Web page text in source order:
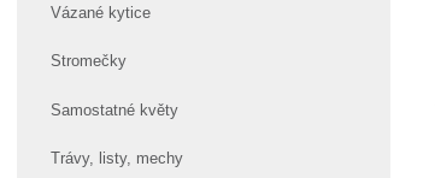
Vázané kytice
Stromečky
Samostatné květy
Trávy, listy, mechy